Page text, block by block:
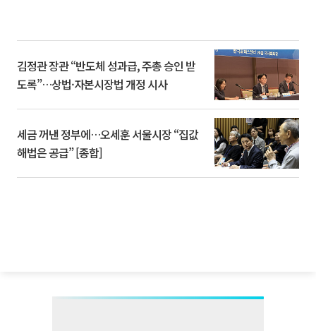
김정관 장관 “반도체 성과급, 주총 승인 받
도록”…상법·자본시장법 개정 시사
세금 꺼낸 정부에…오세훈 서울시장 “집값
해법은 공급” [종합]